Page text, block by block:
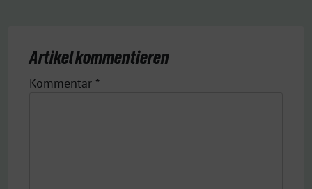
Artikel kommentieren
Kommentar *